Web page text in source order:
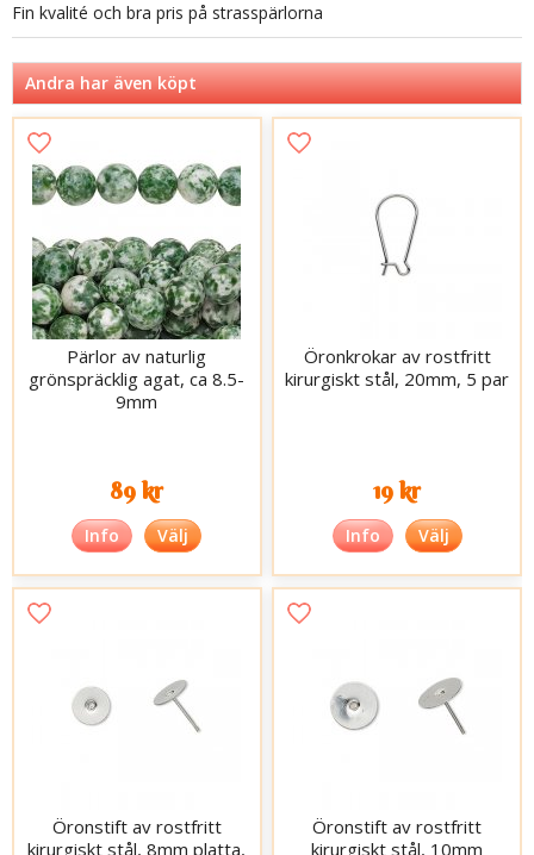
Fin kvalité och bra pris på strasspärlorna
Andra har även köpt
Pärlor av naturlig
grönspräcklig agat, ca 8.5-
9mm
89 kr
Info Välj
Öronkrokar av rostfritt
kirurgiskt stål, 20mm, 5 par
19 kr
Info Välj
Öronstift av rostfritt
kirurgiskt stål, 8mm platta,
Öronstift av rostfritt
kirurgiskt stål, 10mm